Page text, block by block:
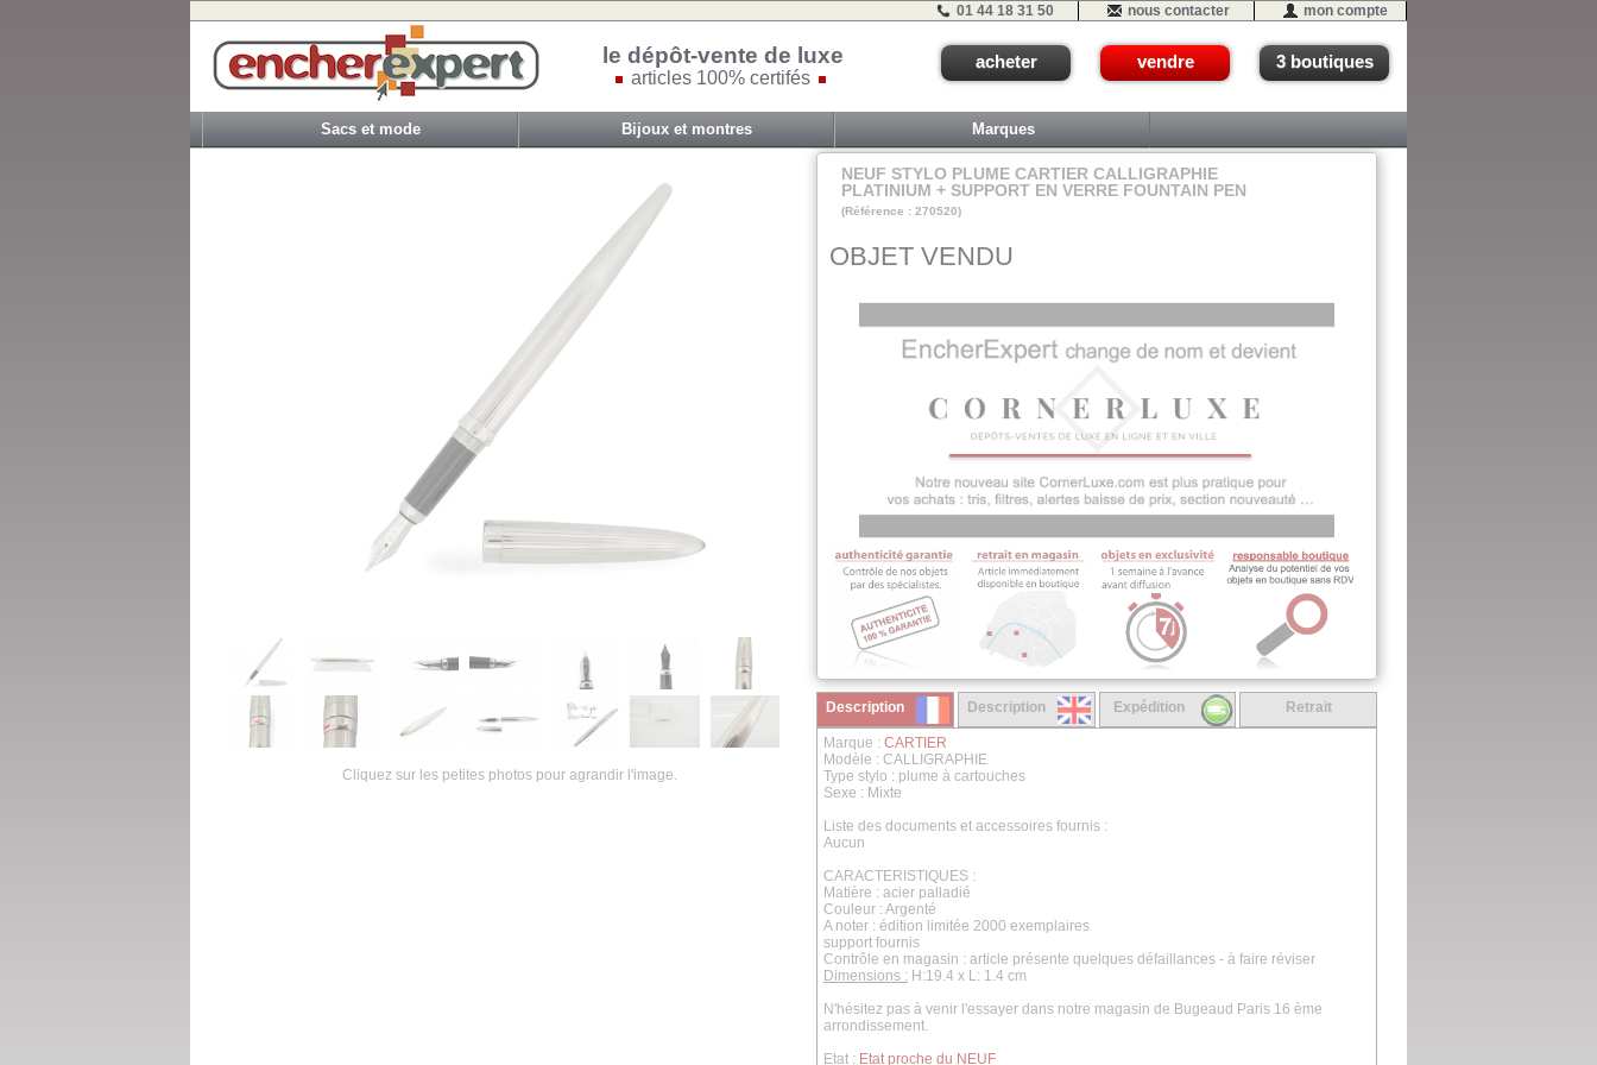
01 44 18 31 50 nous contacter mon compte
le dépôt-vente de luxe
articles 100% certifés
acheter vendre 3 boutiques
Sacs et mode Bijoux et montres Marques
Cliquez sur les petites photos pour agrandir l'image.
NEUF STYLO PLUME CARTIER CALLIGRAPHIE
PLATINIUM + SUPPORT EN VERRE FOUNTAIN PEN
(Référence : 270520)
OBJET VENDU
Description Description Expédition Retrait
Marque : CARTIER
Modèle : CALLIGRAPHIE
Type stylo : plume à cartouches
Sexe : Mixte
Liste des documents et accessoires fournis :
Aucun
CARACTERISTIQUES :
Matière : acier palladié
Couleur : Argenté
A noter : édition limitée 2000 exemplaires
support fournis
Contrôle en magasin : article présente quelques défaillances - à faire réviser
Dimensions : H:19.4 x L: 1.4 cm
N'hésitez pas à venir l'essayer dans notre magasin de Bugeaud Paris 16 ème
arrondissement.
Etat : Etat proche du NEUF